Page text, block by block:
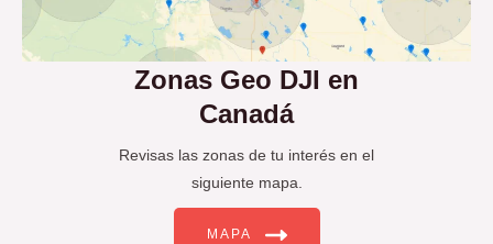
Zonas Geo DJI en
Canadá
Revisas las zonas de tu interés en el
siguiente mapa.
MAPA